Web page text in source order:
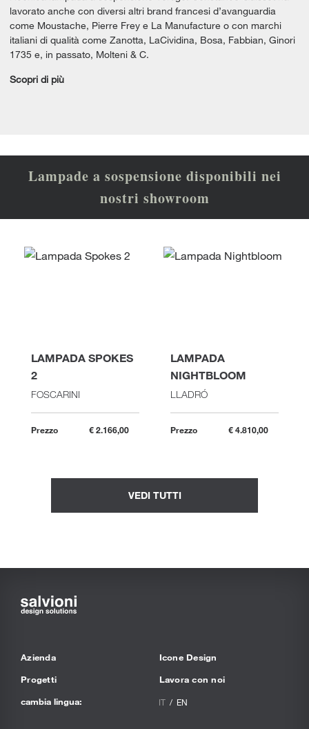
lavorato anche con diversi altri brand francesi d’avanguardia
come Moustache, Pierre Frey e La Manufacture o con marchi
italiani di qualità come Zanotta, LaCividina, Bosa, Fabbian, Ginori
1735 e, in passato, Molteni & C.
Scopri di più
Lampade a sospensione disponibili nei
nostri showroom
LAMPADA SPOKES
2
FOSCARINI
Prezzo € 2.166,00
LAMPADA
NIGHTBLOOM
LLADRÓ
Prezzo € 4.810,00
VEDI TUTTI
Azienda
Progetti
Icone Design
Lavora con noi
cambia lingua:
IT EN